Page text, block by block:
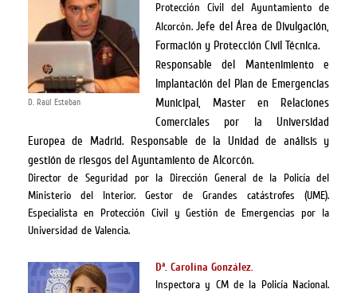
D. Raúl Esteban
Protección Civil del Ayuntamiento de
Alcorcón.Jefe del Área de Divulgación,
Formación y Protección Civil Técnica.
Responsable del Mantenimiento e
Implantación del Plan de Emergencias
Municipal, Master en Relaciones
Comerciales por la Universidad
Europea de Madrid. Responsable de la Unidad de análisis y
gestión de riesgos del Ayuntamiento de Alcorcón.
Director de Seguridad por la Dirección General de la Policía del
Ministerio del Interior. Gestor de Grandes catástrofes (UME).
Especialista en Protección Civil y Gestión de Emergencias por la
Universidad de Valencia.
Dª. Carolina González.
Inspectora y CM de la Policía Nacional.